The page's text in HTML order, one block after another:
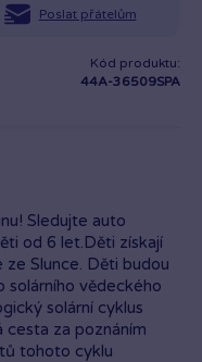
Poslat přátelům
Kód produktu:
44A-36509SPA
Sledujte auto
od 6 let.Děti získají
ze Slunce. Děti budou
solárního vědeckého
solární cyklus
za poznáním
tohoto cyklu